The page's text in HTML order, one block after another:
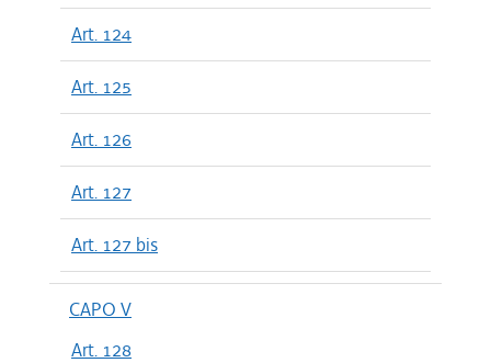
Art. 124
Art. 125
Art. 126
Art. 127
Art. 127 bis
CAPO V
Art. 128